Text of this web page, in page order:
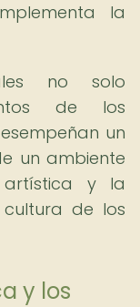
la
no solo
de los
un
un ambiente
artística y la
de los
y los